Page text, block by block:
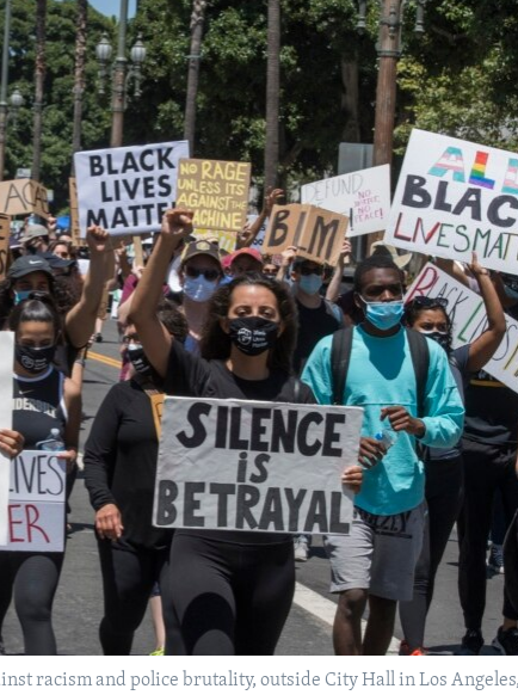
racism and police brutality, outside City Hall in Los Angeles,